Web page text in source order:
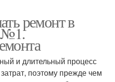
ремонт в
№1.
и длительный процесс
поэтому прежде чем